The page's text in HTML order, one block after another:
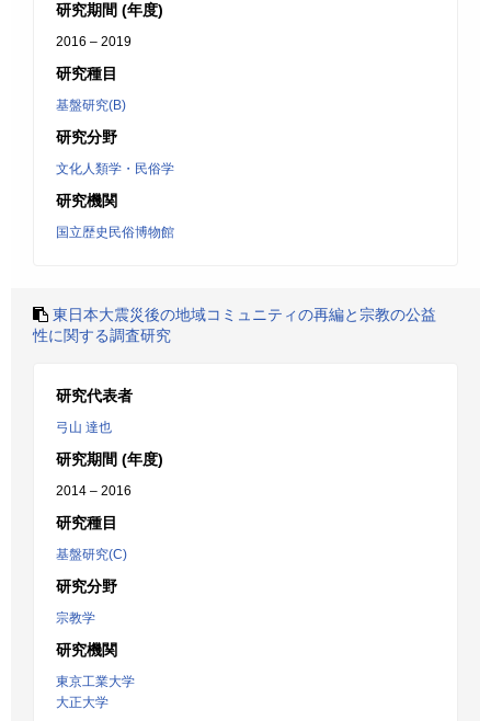
研究期間 (年度)
2016 – 2019
研究種目
基盤研究(B)
研究分野
文化人類学・民俗学
研究機関
国立歴史民俗博物館
東日本大震災後の地域コミュニティの再編と宗教の公益
性に関する調査研究
研究代表者
弓山 達也
研究期間 (年度)
2014 – 2016
研究種目
基盤研究(C)
研究分野
宗教学
研究機関
東京工業大学
大正大学